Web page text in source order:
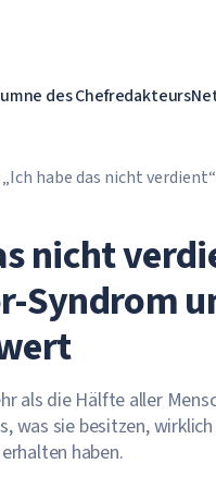
des Chefredakteurs
„Ich habe das nicht
nicht
Syndrom
als die Hälfte aller
was sie besitzen,
haben.